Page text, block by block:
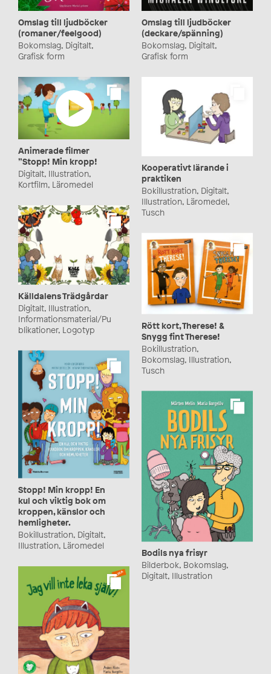
Omslag till ljudböcker
(romaner/feelgood)
Bokomslag, Digitalt,
Grafisk form
Omslag till ljudböcker
(deckare/spänning)
Bokomslag, Digitalt,
Grafisk form
Animerade filmer
”Stopp! Min kropp!
Digitalt, Illustration,
Kortfilm, Läromedel
Kooperativt lärande i
praktiken
Bokillustration, Digitalt,
Illustration, Läromedel,
Tusch
Källdalens Trädgårdar
Digitalt, Illustration,
Informationsmaterial/Pu
blikationer, Logotyp
Rött kort, Therese! &
Snygg fint Therese!
Bokillustration,
Bokomslag, Illustration,
Tusch
Stopp! Min kropp! En
kul och viktig bok om
kroppen, känslor och
hemligheter.
Bokillustration, Digitalt,
Illustration, Läromedel
Bodils nya frisyr
Bilderbok, Bokomslag,
Digitalt, Illustration